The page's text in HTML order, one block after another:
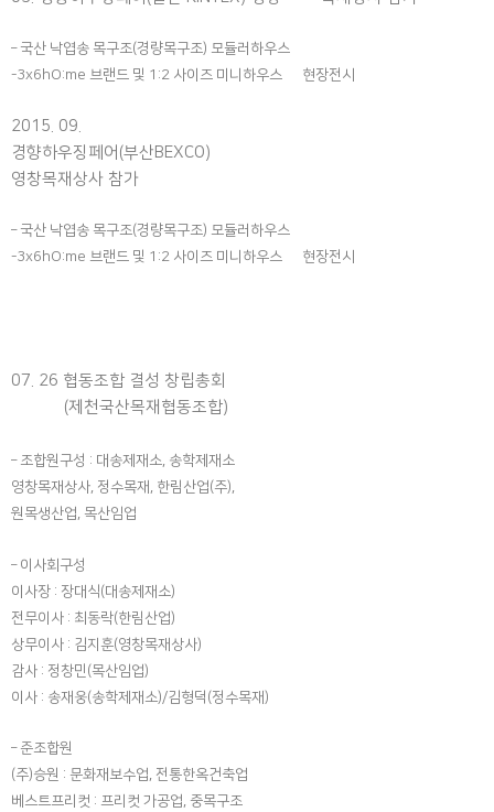
– 국산 낙엽송 목구조(경량목구조) 모듈러하우스
-3x6hO:me 브랜드 및 1:2 사이즈 미니하우스 현장전시
2015. 09.
경향하우징페어(부산BEXCO)
영창목재상사 참가
– 국산 낙엽송 목구조(경량목구조) 모듈러하우스
-3x6hO:me 브랜드 및 1:2 사이즈 미니하우스 현장전시
07. 26 협동조합 결성 창립총회
(제천국산목재협동조합)
– 조합원구성 : 대송제재소, 송학제재소
영창목재상사, 정수목재, 한림산업(주),
원목생산업, 목산임업
– 이사회구성
이사장 : 장대식(대송제재소)
전무이사 : 최동락(한림산업)
상무이사 : 김지훈(영창목재상사)
감사 : 정창민(목산임업)
이사 : 송재웅(송학제재소)/김형덕(정수목재)
– 준조합원
(주)승원 : 문화재보수업, 전통한옥건축업
베스트프리컷 : 프리컷 가공업, 중목구조